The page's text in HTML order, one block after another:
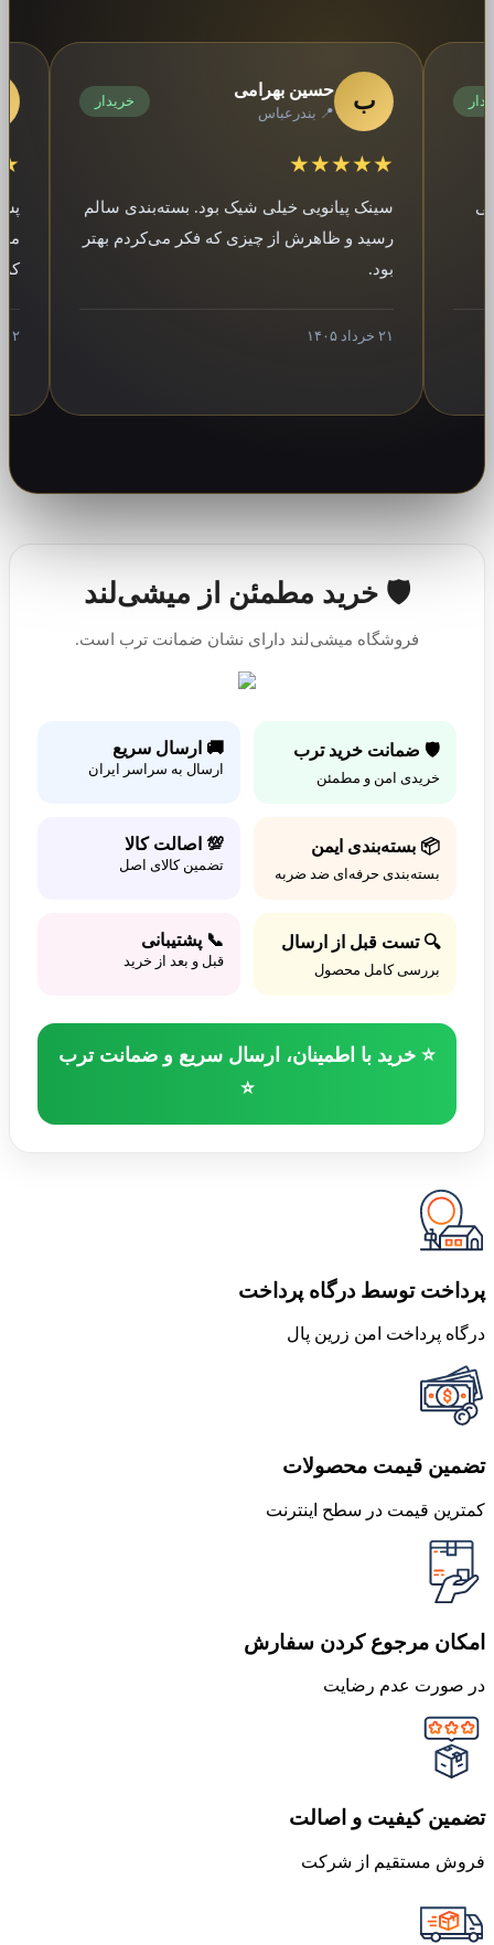
ب حسین بهرامی
📍 بندرعباس
خریدار
★★★★★
سینک پیانویی خیلی شیک بود. بسته‌بندی سالم
رسید و ظاهرش از چیزی که فکر می‌کردم بهتر
محصول
کردم.
🛡️ خرید مطمئن از میشی‌لند
فروشگاه میشی‌لند دارای نشان ضمانت ترب است.
🛡️ ضمانت خرید ترب
خریدی امن و مطمئن
🚚 ارسال سریع
ارسال به سراسر ایران
📦 بسته‌بندی ایمن
بسته‌بندی حرفه‌ای ضد ضربه
💯 اصالت کالا
تضمین کالای اصل
🔍 تست قبل از ارسال
بررسی کامل محصول
📞 پشتیبانی
قبل و بعد از خرید
⭐ خرید با اطمینان، ارسال سریع و ضمانت ترب
⭐
پرداخت توسط درگاه پرداخت
درگاه پرداخت امن زرین پال
تضمین قیمت محصولات
کمترین قیمت در سطح اینترنت
امکان مرجوع کردن سفارش
در صورت عدم رضایت
تضمین کیفیت و اصالت
فروش مستقیم از شرکت